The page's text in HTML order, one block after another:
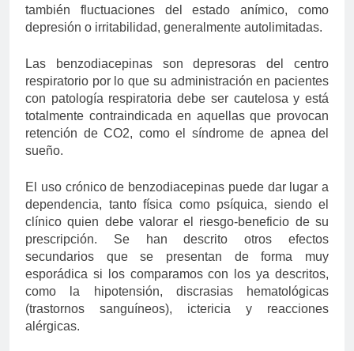
también fluctuaciones del estado anímico, como
depresión o irritabilidad, generalmente autolimitadas.
Las benzodiacepinas son depresoras del centro
respiratorio por lo que su administración en pacientes
con patología respiratoria debe ser cautelosa y está
totalmente contraindicada en aquellas que provocan
retención de CO2, como el síndrome de apnea del
sueño.
El uso crónico de benzodiacepinas puede dar lugar a
dependencia, tanto física como psíquica, siendo el
clínico quien debe valorar el riesgo-beneficio de su
prescripción. Se han descrito otros efectos
secundarios que se presentan de forma muy
esporádica si los comparamos con los ya descritos,
como la hipotensión, discrasias hematológicas
(trastornos sanguíneos), ictericia y reacciones
alérgicas.